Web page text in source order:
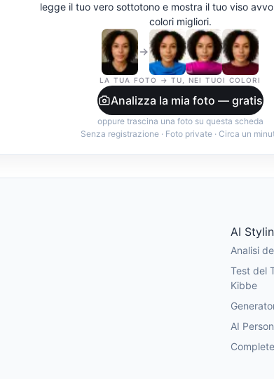
legge il tuo vero sottotono e mostra il tuo viso
colori migliori.
LA TUA FOTO → TU, NEI TUOI COLORI
Analizza la mia foto — gratis
oppure trascina una foto su questa scheda
Senza registrazione · Foto private · Circa un
AI
Analisi
Test del
Kibbe
AI